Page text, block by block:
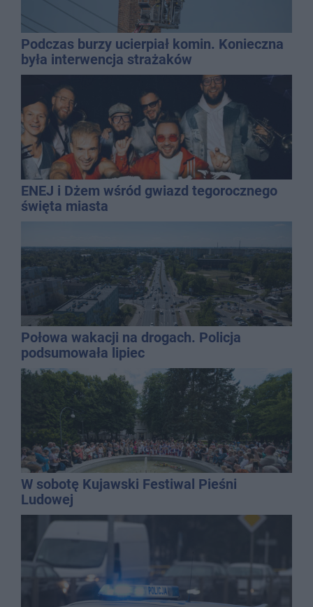
Podczas burzy ucierpiał komin. Konieczna
była interwencja strażaków
ENEJ i Dżem wśród gwiazd tegorocznego
święta miasta
Połowa wakacji na drogach. Policja
podsumowała lipiec
W sobotę Kujawski Festiwal Pieśni
Ludowej